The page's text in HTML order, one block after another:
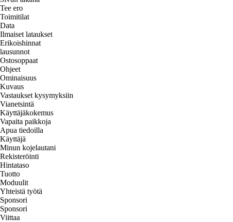
Tee ero
Toimitilat
Data
Ilmaiset lataukset
Erikoishinnat
lausunnot
Ostosoppaat
Ohjeet
Ominaisuus
Kuvaus
Vastaukset kysymyksiin
Vianetsintä
Käyttäjäkokemus
Vapaita paikkoja
Apua tiedoilla
Käyttäjä
Minun kojelautani
Rekisteröinti
Hintataso
Tuotto
Moduulit
Yhteistä työtä
Sponsori
Sponsori
Viittaa